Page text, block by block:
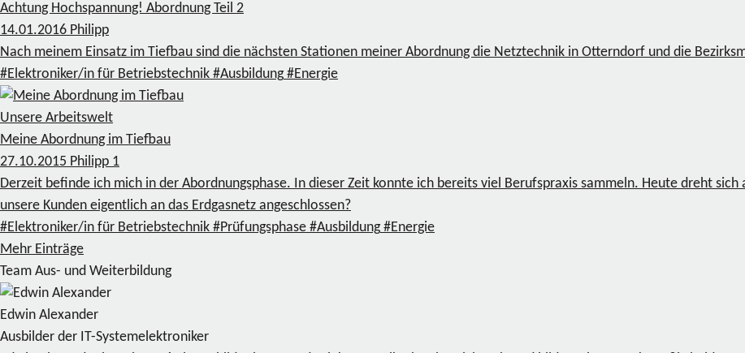
Achtung Hochspannung! Abordnung Teil 2
14.01.2016 Philipp
Nach meinem Einsatz im Tiefbau sind die nächsten Stationen meiner Abordnung die Netztechnik in Otterndorf und die
#Elektroniker/in für Betriebstechnik #Ausbildung #Energie
Unsere Arbeitswelt
Meine Abordnung im Tiefbau
27.10.2015 Philipp 1
Derzeit befinde ich mich in der Abordnungsphase. In dieser Zeit konnte ich bereits viel Berufspraxis sammeln. Heute dreht
unsere Kunden eigentlich an das Erdgasnetz angeschlossen?
#Elektroniker/in für Betriebstechnik #Prüfungsphase #Ausbildung #Energie
Mehr Einträge
Team Aus- und Weiterbildung
Edwin Alexander
Ausbilder der IT-Systemelektroniker